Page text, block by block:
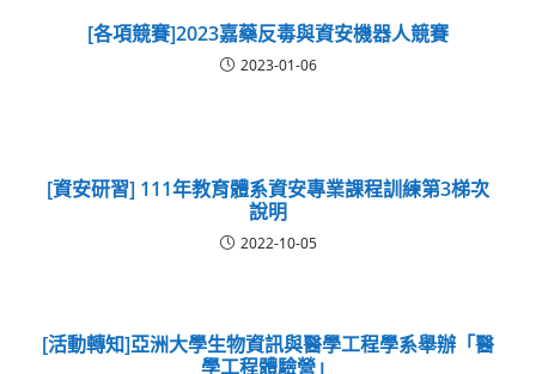
[各項競賽]2023嘉藥反毒與資安機器人競賽
2023-01-06
[資安研習] 111年教育體系資安專業課程訓練第3梯次
說明
2022-10-05
[活動轉知]亞洲大學生物資訊與醫學工程學系舉辦「醫
學工程體驗營」